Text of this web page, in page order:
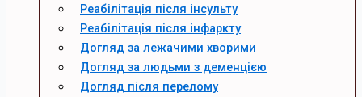
Реабілітація після інсульту
Реабілітація після інфаркту
Догляд за лежачими хворими
Догляд за людьми з деменцією
Догляд після перелому